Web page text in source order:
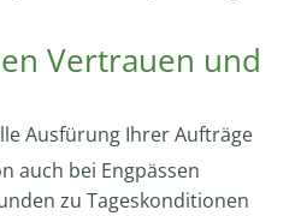
Vertrauen und
Ausfürung Ihrer Aufträge
auch bei Engpässen
zu Tageskonditionen